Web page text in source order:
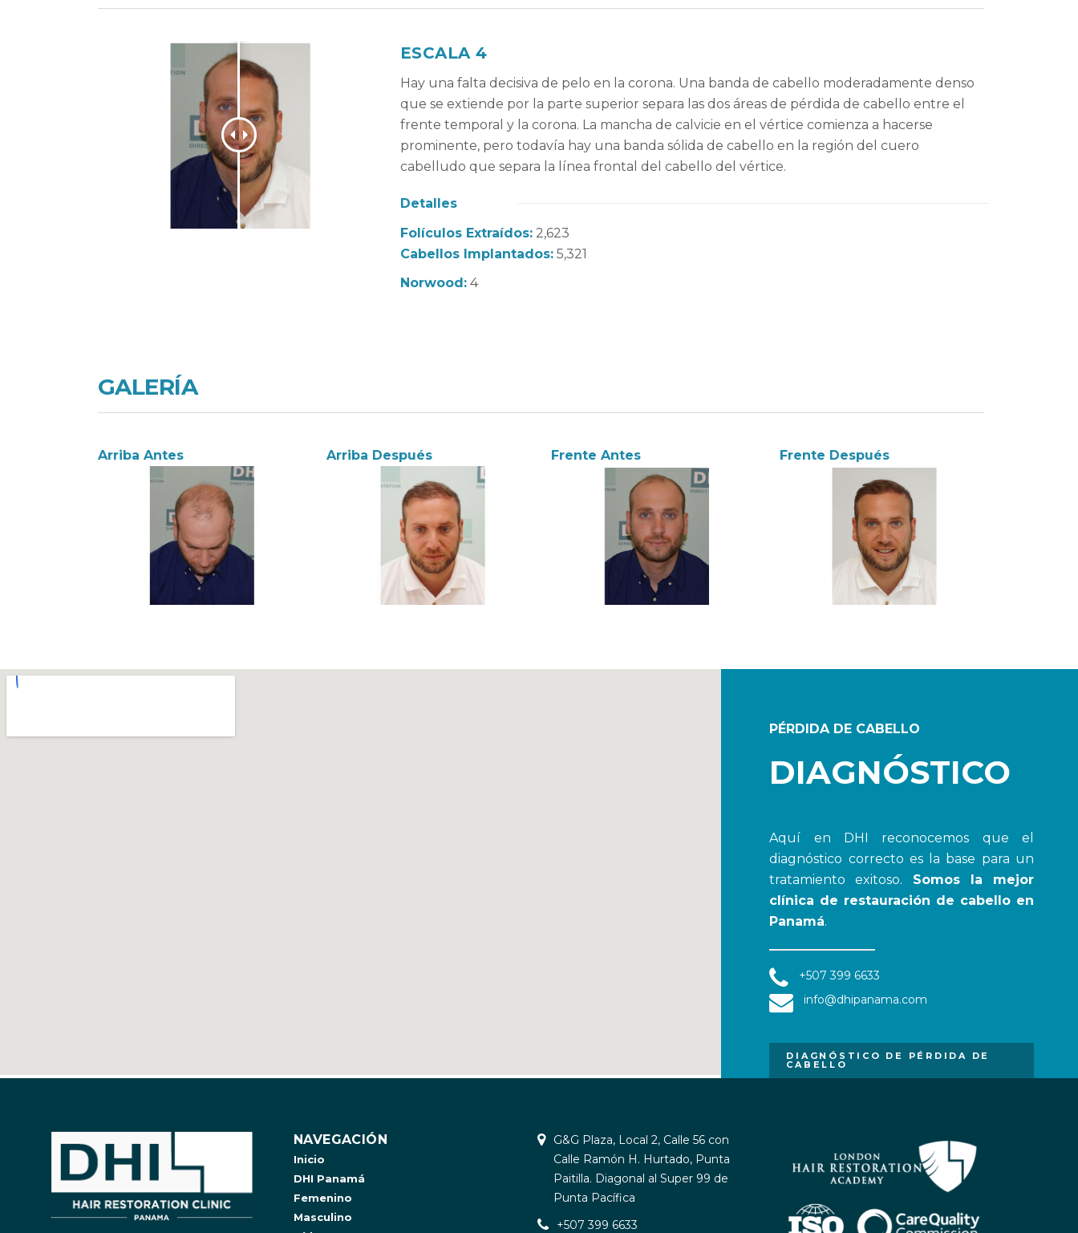
ESCALA 4
Hay una falta decisiva de pelo en la corona. Una banda de cabello moderadamente denso
que se extiende por la parte superior separa las dos áreas de pérdida de cabello entre el
frente temporal y la corona. La mancha de calvicie en el vértice comienza a hacerse
prominente, pero todavía hay una banda sólida de cabello en la región del cuero
cabelludo que separa la línea frontal del cabello del vértice.
Detalles
Folículos Extraídos:2,623
Cabellos Implantados:5,321
Norwood:4
GALERÍA
Arriba Antes Arriba Después Frente Antes Frente Después
PÉRDIDA DE CABELLO
DIAGNÓSTICO
Aquí en DHI reconocemos que el
diagnóstico correcto es la base para un
tratamiento exitoso. Somos la mejor
clínica de restauración de cabello en
Panamá.
+507 399 6633
info@dhipanama.com
DIAGNÓSTICO DE PÉRDIDA DE
CABELLO
NAVEGACIÓN
Inicio
DHI Panamá
Femenino
Masculino
G&G Plaza, Local 2, Calle 56 con
Calle Ramón H. Hurtado, Punta
Paitilla. Diagonal al Super 99 de
Punta Pacífica
+507 399 6633